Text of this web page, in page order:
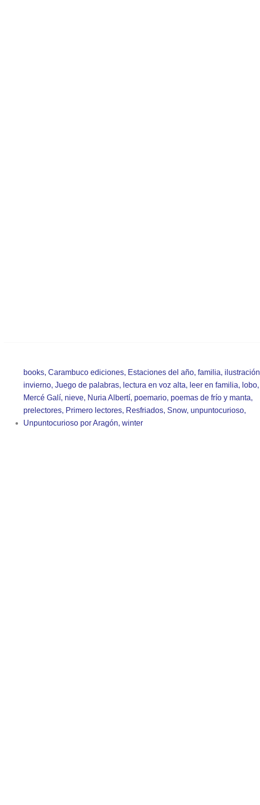
books, Carambuco ediciones, Estaciones del año, familia, ilustración
invierno, Juego de palabras, lectura en voz alta, leer en familia, lobo,
Mercé Galí, nieve, Nuria Albertí, poemario, poemas de frío y manta,
prelectores, Primero lectores, Resfriados, Snow, unpuntocurioso,
Unpuntocurioso por Aragón, winter